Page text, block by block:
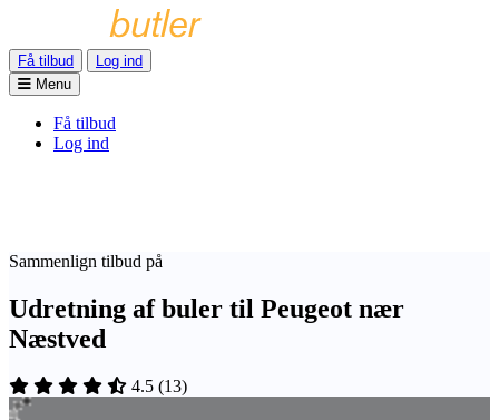
Få tilbud
Log ind
Menu
Få tilbud
Log ind
Sammenlign tilbud på
Udretning af buler til Peugeot nær
Næstved
4.5 (13)